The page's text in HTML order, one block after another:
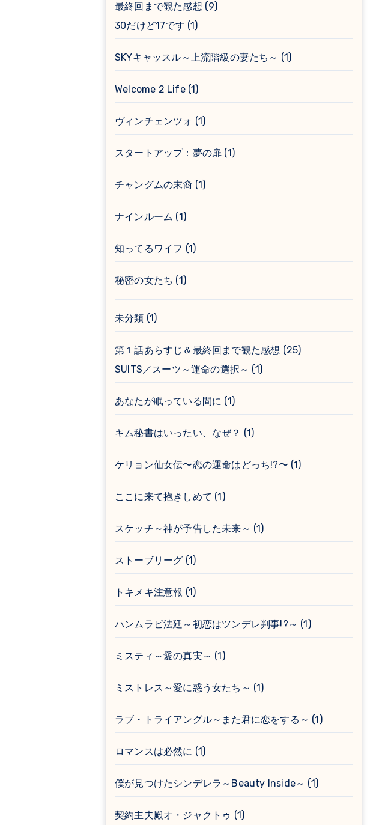
最終回まで観た感想 (9)
30だけど17です (1)
SKYキャッスル～上流階級の妻たち～ (1)
Welcome 2 Life(1)
ヴィンチェンツォ (1)
スタートアップ：夢の扉 (1)
チャングムの末裔 (1)
ナインルーム (1)
知ってるワイフ (1)
秘密の女たち (1)
未分類 (1)
第１話あらすじ＆最終回まで観た感想 (25)
SUITS／スーツ～運命の選択～ (1)
あなたが眠っている間に (1)
キム秘書はいったい、なぜ？ (1)
ケリョン仙女伝〜恋の運命はどっち!?〜 (1)
ここに来て抱きしめて (1)
スケッチ～神が予告した未来～ (1)
ストーブリーグ (1)
トキメキ注意報 (1)
ハンムラビ法廷～初恋はツンデレ判事!?～ (1)
ミスティ～愛の真実～ (1)
ミストレス～愛に惑う女たち～ (1)
ラブ・トライアングル～また君に恋をする～ (1)
ロマンスは必然に (1)
僕が見つけたシンデレラ～Beauty Inside～ (1)
契約主夫殿オ・ジャクトゥ (1)